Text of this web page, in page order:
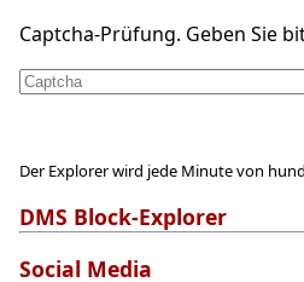
Captcha-Prüfung. Geben Sie
Der Explorer wird jede Minute von
DMS Block-Explorer
Social Media